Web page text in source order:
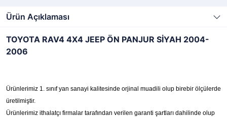
Ürün Açıklaması
TOYOTA RAV4 4X4 JEEP ÖN PANJUR SİYAH 2004-
2006
Ürünlerimiz 1. sınıf yan sanayi kalitesinde orjinal muadili olup birebir ölçülerde
üretilmiştir.
Ürünlerimiz ithalatçı firmalar tarafından verilen garanti şartları dahilinde olup